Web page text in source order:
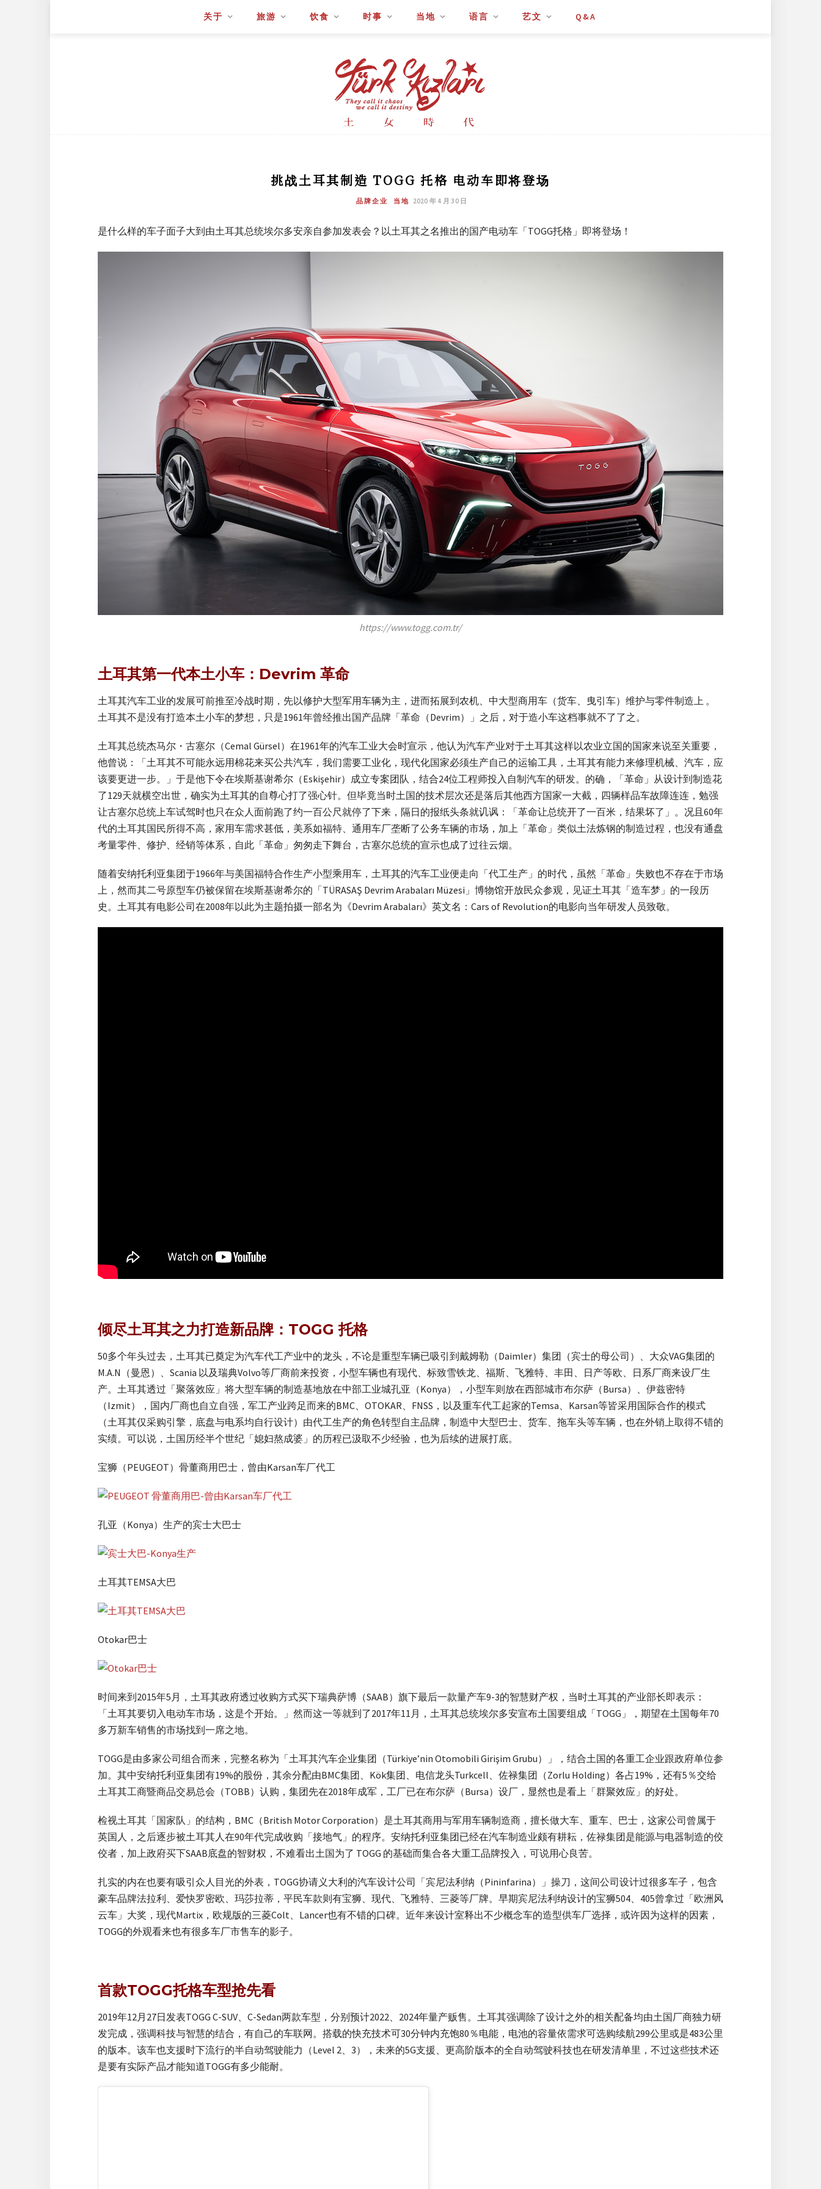
关于 旅游 饮食 时事 当地 语言 艺文 Q&A
挑战土耳其制造 TOGG 托格 电动车即将登场
品牌企业 当地 2020 年 4 月 30 日
是什么样的车子面子大到由土耳其总统埃尔多安亲自参加发表会？以土耳其之名推出的国产电动车「TOGG托格」即将登场！
https://www.togg.com.tr/
土耳其第一代本土小车：Devrim 革命
土耳其汽车工业的发展可前推至冷战时期，先以修护大型军用车辆为主，进而拓展到农机、中大型商用车（货车、曳引车）维护与零件制造上 。
土耳其不是没有打造本土小车的梦想，只是1961年曾经推出国产品牌「革命（Devrim）」之后，对于造小车这档事就不了了之。
土耳其总统杰马尔・古塞尔（Cemal Gürsel）在1961年的汽车工业大会时宣示，他认为汽车产业对于土耳其这样以农业立国的国家来说至关重要，
他曾说：「土耳其不可能永远用棉花来买公共汽车，我们需要工业化，现代化国家必须生产自己的运输工具，土耳其有能力来修理机械、汽车，应
该要更进一步。」于是他下令在埃斯基谢希尔（Eskişehir）成立专案团队，结合24位工程师投入自制汽车的研发。的确，「革命」从设计到制造花
了129天就横空出世，确实为土耳其的自尊心打了强心针。但毕竟当时土国的技术层次还是落后其他西方国家一大截，四辆样品车故障连连，勉强
让古塞尔总统上车试驾时也只在众人面前跑了约一百公尺就停了下来，隔日的报纸头条就讥讽：「革命让总统开了一百米，结果坏了」。况且60年
代的土耳其国民所得不高，家用车需求甚低，美系如福特、通用车厂垄断了公务车辆的市场，加上「革命」类似土法炼钢的制造过程，也没有通盘
考量零件、修护、经销等体系，自此「革命」匆匆走下舞台，古塞尔总统的宣示也成了过往云烟。
随着安纳托利亚集团于1966年与美国福特合作生产小型乘用车，土耳其的汽车工业便走向「代工生产」的时代，虽然「革命」失败也不存在于市场
上，然而其二号原型车仍被保留在埃斯基谢希尔的「TÜRASAŞ Devrim Arabaları Müzesi」博物馆开放民众参观，见证土耳其「造车梦」的一段历
史。土耳其有电影公司在2008年以此为主题拍摄一部名为《Devrim Arabaları》英文名：Cars of Revolution的电影向当年研发人员致敬。
倾尽土耳其之力打造新品牌：TOGG 托格
50多个年头过去，土耳其已奠定为汽车代工产业中的龙头，不论是重型车辆已吸引到戴姆勒（Daimler）集团（宾士的母公司）、大众VAG集团的
M.A.N（曼恩）、Scania 以及瑞典Volvo等厂商前来投资，小型车辆也有现代、标致雪铁龙、福斯、飞雅特、丰田、日产等欧、日系厂商来设厂生
产。土耳其透过「聚落效应」将大型车辆的制造基地放在中部工业城孔亚（Konya），小型车则放在西部城市布尔萨（Bursa）、伊兹密特
（Izmit），国内厂商也自立自强，军工产业跨足而来的BMC、OTOKAR、FNSS，以及重车代工起家的Temsa、Karsan等皆采用国际合作的模式
（土耳其仅采购引擎，底盘与电系均自行设计）由代工生产的角色转型自主品牌，制造中大型巴士、货车、拖车头等车辆，也在外销上取得不错的
实绩。可以说，土国历经半个世纪「媳妇熬成婆」的历程已汲取不少经验，也为后续的进展打底。
宝狮（PEUGEOT）骨董商用巴士，曾由Karsan车厂代工
孔亚（Konya）生产的宾士大巴士
土耳其TEMSA大巴
Otokar巴士
时间来到2015年5月，土耳其政府透过收购方式买下瑞典萨博（SAAB）旗下最后一款量产车9-3的智慧财产权，当时土耳其的产业部长即表示：
「土耳其要切入电动车市场，这是个开始。」然而这一等就到了2017年11月，土耳其总统埃尔多安宣布土国要组成「TOGG」，期望在土国每年70
多万新车销售的市场找到一席之地。
TOGG是由多家公司组合而来，完整名称为「土耳其汽车企业集团（Türkiye’nin Otomobili Girişim Grubu）」，结合土国的各重工企业跟政府单位参
加。其中安纳托利亚集团有19%的股份，其余分配由BMC集团、Kök集团、电信龙头Turkcell、佐禄集团（Zorlu Holding）各占19%，还有5％交给
土耳其工商暨商品交易总会（TOBB）认购，集团先在2018年成军，工厂已在布尔萨（Bursa）设厂，显然也是看上「群聚效应」的好处。
检视土耳其「国家队」的结构，BMC（British Motor Corporation）是土耳其商用与军用车辆制造商，擅长做大车、重车、巴士，这家公司曾属于
英国人，之后逐步被土耳其人在90年代完成收购「接地气」的程序。安纳托利亚集团已经在汽车制造业颇有耕耘，佐禄集团是能源与电器制造的佼
佼者，加上政府买下SAAB底盘的智财权，不难看出土国为了 TOGG 的基础而集合各大重工品牌投入，可说用心良苦。
扎实的内在也要有吸引众人目光的外表，TOGG协请义大利的汽车设计公司「宾尼法利纳（Pininfarina）」操刀，这间公司设计过很多车子，包含
豪车品牌法拉利、爱快罗密欧、玛莎拉蒂，平民车款则有宝狮、现代、飞雅特、三菱等厂牌。早期宾尼法利纳设计的宝狮504、405曾拿过「欧洲风
云车」大奖，现代Martix，欧规版的三菱Colt、Lancer也有不错的口碑。近年来设计室释出不少概念车的造型供车厂选择，或许因为这样的因素，
TOGG的外观看来也有很多车厂市售车的影子。
首款TOGG托格车型抢先看
2019年12月27日发表TOGG C-SUV、C-Sedan两款车型，分别预计2022、2024年量产贩售。土耳其强调除了设计之外的相关配备均由土国厂商独力研
发完成，强调科技与智慧的结合，有自己的车联网。搭载的快充技术可30分钟内充饱80％电能，电池的容量依需求可选购续航299公里或是483公里
的版本。该车也支援时下流行的半自动驾驶能力（Level 2、3），未来的5G支援、更高阶版本的全自动驾驶科技也在研发清单里，不过这些技术还
是要有实际产品才能知道TOGG有多少能耐。